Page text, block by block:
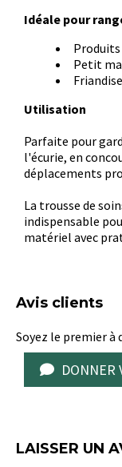
Idéale pour
Produits
Petit
Utilisation
Parfaite pour
l'écurie, en
déplacements
La trousse de
indispensable
matériel avec
Avis clients
Soyez le premier à
DONNER
LAISSER UN